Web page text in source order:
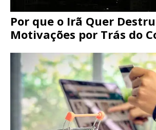
Por que o Irã Quer
Motivações por Trás do